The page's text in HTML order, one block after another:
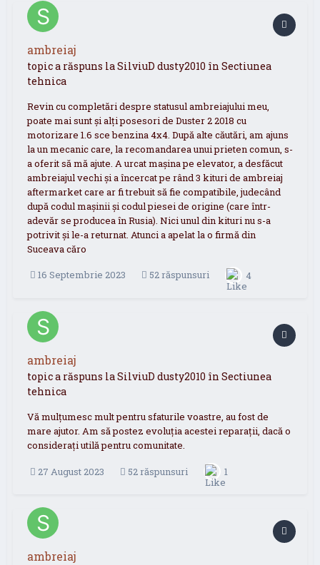
ambreiaj
topic a răspuns laSilviuD dusty2010 în Sectiunea
tehnica
Revin cu completări despre statusul ambreiajului meu,
poate mai sunt și alți posesori de Duster 2 2018 cu
motorizare 1.6 sce benzina 4x4. După alte căutări, am ajuns
la un mecanic care, la recomandarea unui prieten comun, s-
a oferit să mă ajute. A urcat mașina pe elevator, a desfăcut
ambreiajul vechi și a încercat pe rând 3 kituri de ambreiaj
aftermarket care ar fi trebuit să fie compatibile, judecând
după codul mașinii și codul piesei de origine (care într-
adevăr se producea în Rusia). Nici unul din kituri nu s-a
potrivit și le-a returnat. Atunci a apelat la o firmă din
Suceava căro
16 Septembrie 2023 52 răspunsuri 4
ambreiaj
topic a răspuns laSilviuD dusty2010 în Sectiunea
tehnica
Vă mulțumesc mult pentru sfaturile voastre, au fost de
mare ajutor. Am să postez evoluția acestei reparații, dacă o
considerați utilă pentru comunitate.
27 August 2023 52 răspunsuri 1
ambreiaj